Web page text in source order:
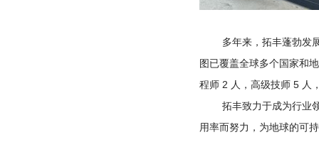
多年来，拓丰蓬勃发
图已覆盖全球多个国家和
程师 2 人，高级技师 5 人
拓丰致力于成为行业
用率而努力，为地球的可